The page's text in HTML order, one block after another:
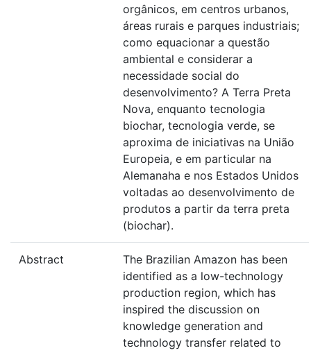
orgânicos, em centros urbanos,
áreas rurais e parques industriais;
como equacionar a questão
ambiental e considerar a
necessidade social do
desenvolvimento? A Terra Preta
Nova, enquanto tecnologia
biochar, tecnologia verde, se
aproxima de iniciativas na União
Europeia, e em particular na
Alemanaha e nos Estados Unidos
voltadas ao desenvolvimento de
produtos a partir da terra preta
(biochar).
Abstract
The Brazilian Amazon has been
identified as a low-technology
production region, which has
inspired the discussion on
knowledge generation and
technology transfer related to